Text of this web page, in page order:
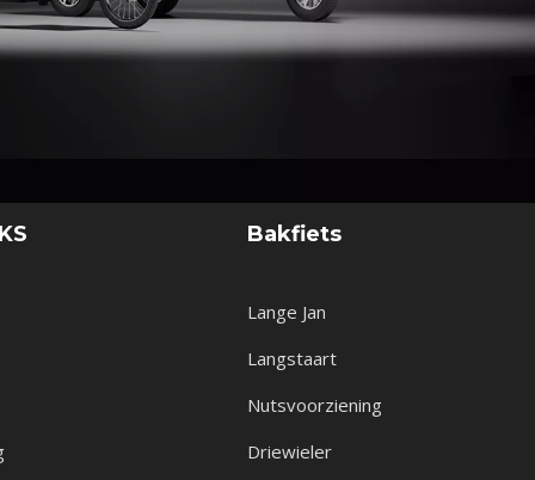
Bakfiets
Lange Jan
Langstaart
Nutsvoorziening
Driewieler